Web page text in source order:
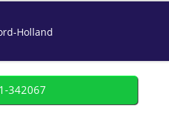
Holland
342067